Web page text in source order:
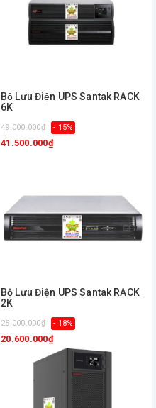
Bộ Lưu Điện UPS Santak RACK
6K
49.000.000₫ - 15%
41.500.000₫
Bộ Lưu Điện UPS Santak RACK
2K
25.000.000₫ - 18%
20.600.000₫